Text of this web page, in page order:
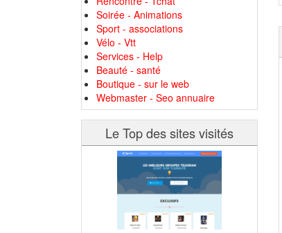
Soirée - Animations
Sport - associations
Vélo - Vtt
Services - Help
Beauté - santé
Boutique - sur le web
Webmaster - Seo annuaire
Le Top des sites visités